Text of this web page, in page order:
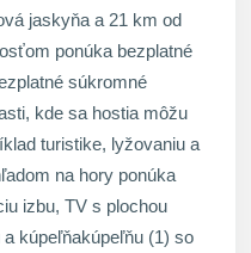
jaskyňa a 21 km od
ponúka bezplatné
súkromné
kde sa hostia môžu
turistike, lyžovaniu a
na hory ponúka
izbu, TV s plochou
kúpeľňakúpeľňu (1) so